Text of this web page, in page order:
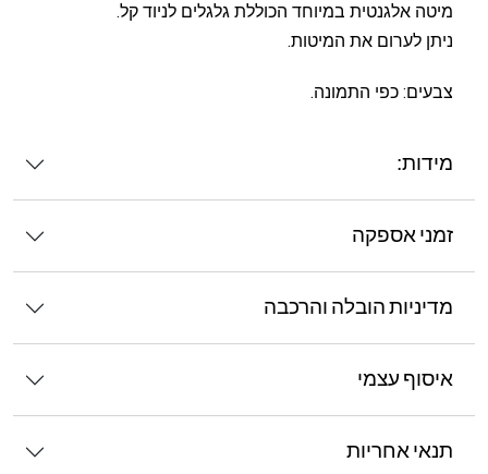
מיטה אלגנטית במיוחד הכוללת גלגלים לניוד קל.
ניתן לערום את המיטות.
צבעים: כפי התמונה.
מידות:
זמני אספקה
מדיניות הובלה והרכבה
איסוף עצמי
תנאי אחריות